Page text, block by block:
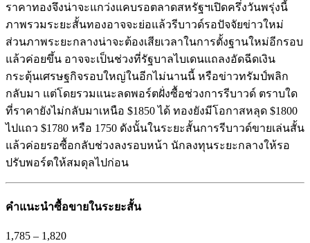
ราคาทองจึงน่าจะแกว่งแคบรอตลาดสหรัฐฯเปิดครึ่งวันพรุ่งนี้
ภาพรวมระยะสั้นทองอาจจะย่อแล้วรีบาวด์รอปัจจัยข่าวใหม่
ส่วนภาพระยะกลางน่าจะต้องเสียเวลาในการตั้งฐานใหม่อีกรอบ
แล้วค่อยขึ้น อาจจะเป็นช่วงที่รัฐบาลไบเดนแถลงอัดฉีดเงิน
กระตุ้นเศรษฐกิจรอบใหญ่ในอีกไม่นานนี้ หรือข่าวทรัมป์พลิก
กลับมา แต่โดยรวมแนะลดพอร์ตฝั่งซื้อช่วงการรีบาวด์ ตราบใด
ที่ราคายังไม่กลับมาเหนือ $1850 ได้ ทองยังมีโอกาสหลุด $1800
ไปแถว $1780 หรือ 1750 ดังนั้นในระยะสั้นการรีบาวด์ขายเล่นสั้น
แล้วค่อยรอซื้อกลับช่วงลงรอบหน้า นักลงทุนระยะกลางให้รอ
ปรับพอร์ตให้สมดุลไปก่อน
คำแนะนำซื้อขายในระยะสั้น
1,785 – 1,820